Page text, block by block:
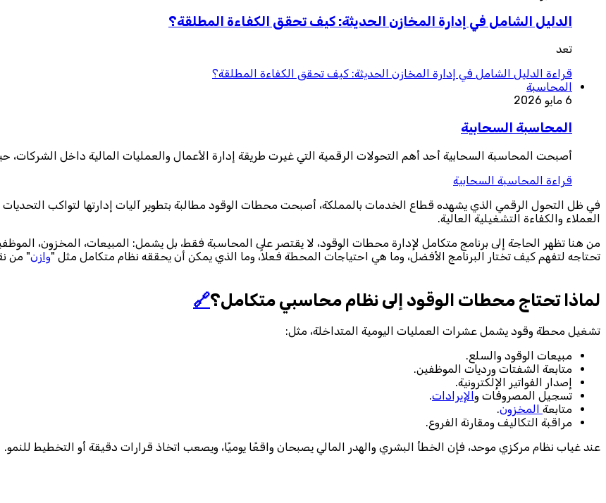
الدليل الشامل في إدارة المخازن الحديثة: كيف تحقق الكفاءة المطلقة؟
تعد
قراءة الدليل الشامل في إدارة المخازن الحديثة: كيف تحقق الكفاءة المطلقة؟
المحاسبة
6 مايو 2026
المحاسبة السحابية
أصبحت المحاسبة السحابية أحد أهم التحولات الرقمية التي غيرت طريقة إدارة الأعمال والعمليات المالية داخل الشركات،
قراءة المحاسبة السحابية
في ظل التحول الرقمي الذي يشهده قطاع الخدمات بالمملكة، أصبحت محطات الوقود مطالبة بتطوير آليات إدارتها لتواكب التحديات
العملاء والكفاءة التشغيلية العالية.
من هنا تظهر الحاجة إلى برنامج متكامل لإدارة محطات الوقود، لا يقتصر على المحاسبة فقط، بل يشمل: المبيعات، المخزون،
تحتاجه لتفهم كيف تختار البرنامج الأفضل، وما هي احتياجات المحطة فعلاً، وما الذي يمكن أن يحققه نظام متكامل مثل "وازن" من
لماذا تحتاج محطات الوقود إلى نظام محاسبي متكامل؟🔗
تشغيل محطة وقود يشمل عشرات العمليات اليومية المتداخلة، مثل:
مبيعات الوقود والسلع.
متابعة الشفتات ورديات الموظفين.
إصدار الفواتير الإلكترونية.
تسجيل المصروفات والإيرادات.
متابعة المخزون.
مراقبة التكاليف ومقارنة الفروع.
عند غياب نظام مركزي موحد، فإن الخطأ البشري والهدر المالي يصبحان واقعًا يوميًا، ويصعب اتخاذ قرارات دقيقة أو التخطيط للنمو.